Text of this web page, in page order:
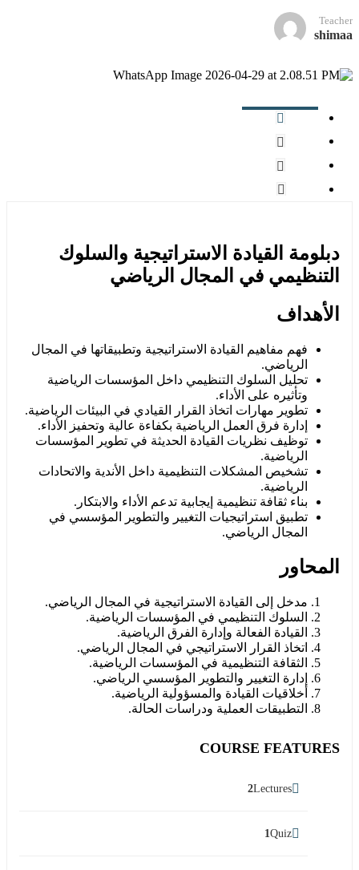
Teacher
shimaa
دبلومة القيادة الاستراتيجية والسلوك
التنظيمي في المجال الرياضي
الأهداف
فهم مفاهيم القيادة الاستراتيجية وتطبيقاتها في المجال
الرياضي.
تحليل السلوك التنظيمي داخل المؤسسات الرياضية
وتأثيره على الأداء.
تطوير مهارات اتخاذ القرار القيادي في البيئات الرياضية.
إدارة فرق العمل الرياضية بكفاءة عالية وتحفيز الأداء.
توظيف نظريات القيادة الحديثة في تطوير المؤسسات
الرياضية.
تشخيص المشكلات التنظيمية داخل الأندية والاتحادات
الرياضية.
بناء ثقافة تنظيمية إيجابية تدعم الأداء والابتكار.
تطبيق استراتيجيات التغيير والتطوير المؤسسي في
المجال الرياضي.
المحاور
مدخل إلى القيادة الاستراتيجية في المجال الرياضي.
السلوك التنظيمي في المؤسسات الرياضية.
القيادة الفعالة وإدارة الفرق الرياضية.
اتخاذ القرار الاستراتيجي في المجال الرياضي.
الثقافة التنظيمية في المؤسسات الرياضية.
إدارة التغيير والتطوير المؤسسي الرياضي.
أخلاقيات القيادة والمسؤولية الرياضية.
التطبيقات العملية ودراسات الحالة.
COURSE FEATURES
Lectures
2
Quiz
1